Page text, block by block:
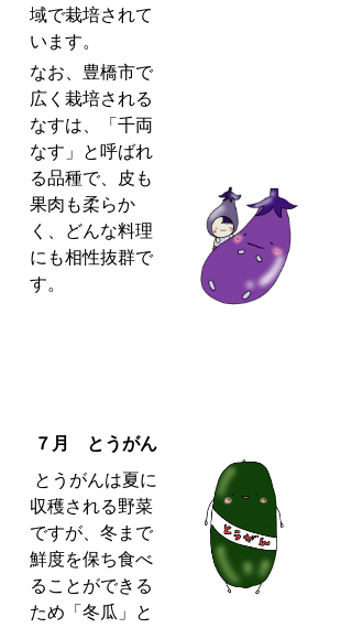
域で栽培されて
います。
なお、豊橋市で
広く栽培される
なすは、「千両
なす」と呼ばれ
る品種で、皮も
果肉も柔らか
く、どんな料理
にも相性抜群で
す。
７ 月 とうがん
とうがんは夏に
収穫される野菜
ですが、冬まで
鮮度を保ち食べ
ることができる
ため「冬瓜」と